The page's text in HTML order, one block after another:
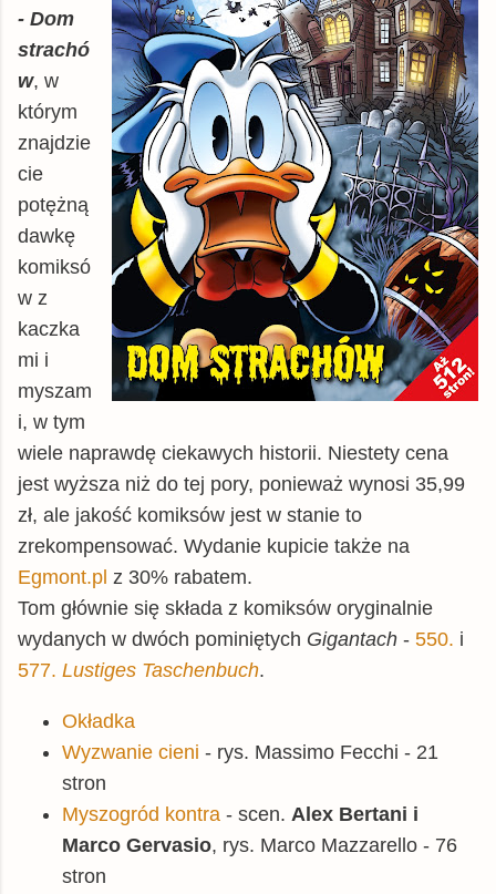
- Dom
strachó
w, w
którym
znajdzie
cie
potężną
dawkę
komiksó
w z
kaczka
mi i
myszam
i, w tym
wiele naprawdę ciekawych historii. Niestety cena
jest wyższa niż do tej pory, ponieważ wynosi 35,99
zł, ale jakość komiksów jest w stanie to
zrekompensować. Wydanie kupicie także na
Egmont.pl z 30% rabatem.
Tom głównie się składa z komiksów oryginalnie
wydanych w dwóch pominiętych Gigantach - 550. i
577. Lustiges Taschenbuch.
Okładka
Wyzwanie cieni - rys. Massimo Fecchi - 21
stron
Myszogród kontra - scen. Alex Bertani i
Marco Gervasio, rys. Marco Mazzarello - 76
stron